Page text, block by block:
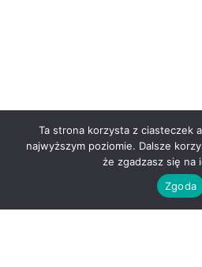
Ta strona korzysta z ciasteczek
najwyższym poziomie. Dalsze
że zgadzasz się na
Zgoda